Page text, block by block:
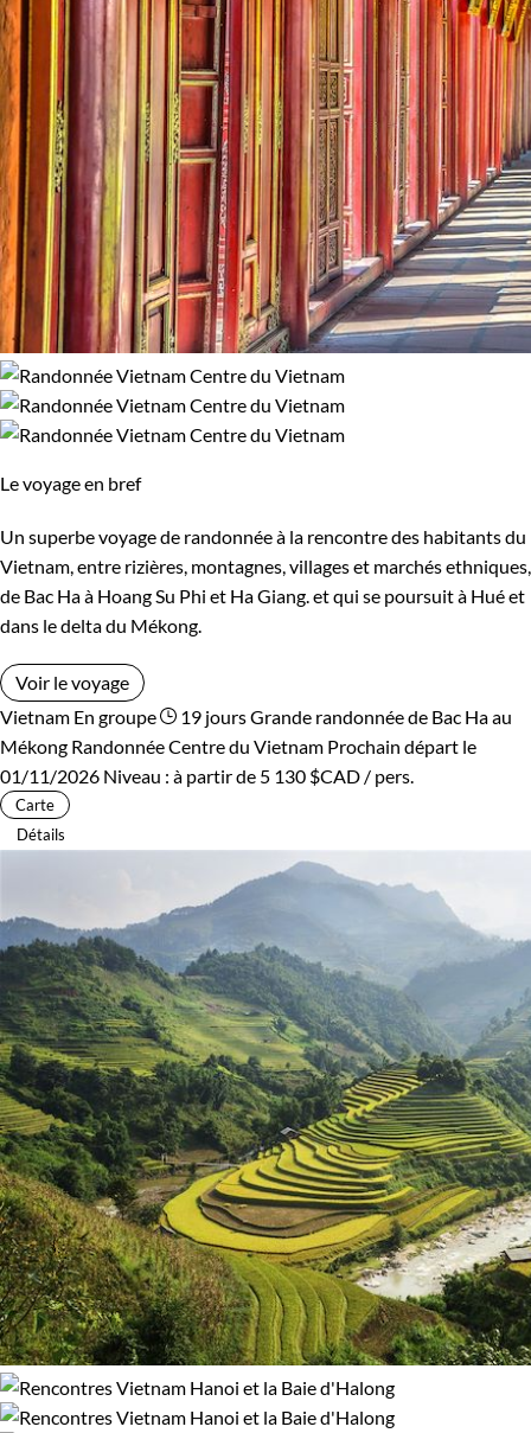
Le voyage en bref
Un superbe voyage de randonnée à la rencontre des habitants du
Vietnam, entre rizières, montagnes, villages et marchés ethniques,
de Bac Ha à Hoang Su Phi et Ha Giang. et qui se poursuit à Hué et
dans le delta du Mékong.
Voir le voyage
Vietnam En groupe 19 joursGrande randonnée de Bac Ha au
Mékong Randonnée Centre du Vietnam Prochain départ le
01/11/2026 Niveau : à partir de 5 130 $CAD / pers.
Carte
Détails